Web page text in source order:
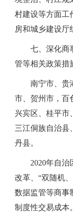
村建设等方面工
房和城乡建设厅
七、深化商
管等相关政策措
南宁市、贵
市、贺州市，百
兴宾区、桂平市
三江侗族自治县
丹县。
2020年自
改革、“双随机
数据监管等商事
制度性交易成本